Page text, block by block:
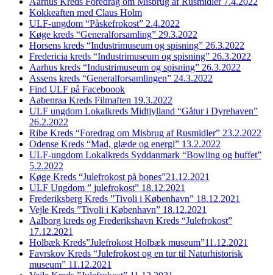
Kokkeaften med Claus Holm
ULF-ungdom “Påskefrokost” 2.4.2022
Køge kreds “Generalforsamling” 29.3.2022
Horsens kreds “Industrimuseum og spisning” 26.3.2022
Fredericia kreds “Industrimuseum og spisning” 26.3.2022
Aarhus kreds “Industrimuseum og spisning” 26.3.2022
Assens kreds “Generalforsamlingen” 24.3.2022
Find ULF på Faceboook
Aabenraa Kreds Filmaften 19.3.2022
ULF ungdom Lokalkreds Midtjylland “Gåtur i Dyrehaven”
26.2.2022
Ribe Kreds “Foredrag om Misbrug af Rusmidler” 23.2.2022
Odense Kreds “Mad, glæde og energi” 13.2.2022
ULF-ungdom Lokalkreds Syddanmark “Bowling og buffet”
5.2.2022
Køge Kreds “Julefrokost på bones”21.12.2021
ULF Ungdom ” julefrokost” 18.12.2021
Frederiksberg Kreds ”Tivoli i København” 18.12.2021
Vejle Kreds ”Tivoli i København” 18.12.2021
Aalborg kreds og Frederikshavn Kreds “Julefrokost”
17.12.2021
Holbæk Kreds”Julefrokost Holbæk museum”11.12.2021
Favrskov Kreds “Julefrokost og en tur til Naturhistorisk
museum” 11.12.2021